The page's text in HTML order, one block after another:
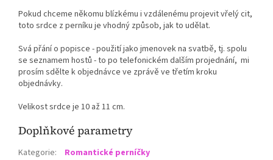
Pokud chceme někomu blízkému i vzdálenému projevit vřelý cit,
toto srdce z perníku je vhodný způsob, jak to udělat.
Svá přání o popisce - použití jako jmenovek na svatbě, tj. spolu
se seznamem hostů - to po telefonickém dalším projednání, mi
prosím sdělte k objednávce ve zprávě ve třetím kroku
objednávky.
Velikost srdce je 10 až 11 cm.
Doplňkové parametry
Kategorie:
Romantické perníčky